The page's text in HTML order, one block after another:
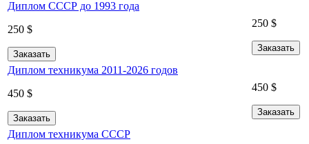
Диплом СССР до 1993 года
250 $
Заказать
250 $
Заказать
Диплом техникума 2011-2026 годов
450 $
Заказать
450 $
Заказать
Диплом техникума СССР